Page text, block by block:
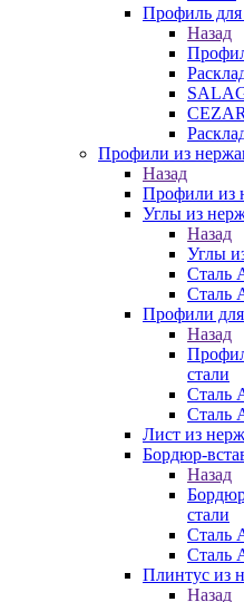
Профиль
Назад
Профили из
Назад
Профили из
Углы из
Назад
Углы
Сталь
Сталь
Профили
Назад
стали
Сталь
Сталь
Лист из
Бордюр-
Назад
стали
Сталь
Сталь
Плинтус из
Назад